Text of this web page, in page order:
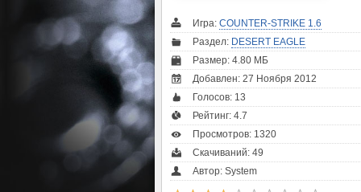
Игра: COUNTER-STRIKE 1.6
Раздел: DESERT EAGLE
Размер: 4.80 МБ
Добавлен: 27 Ноября 2012
Голосов: 13
Рейтинг: 4.7
Просмотров: 1320
Скачиваний: 49
Автор: System